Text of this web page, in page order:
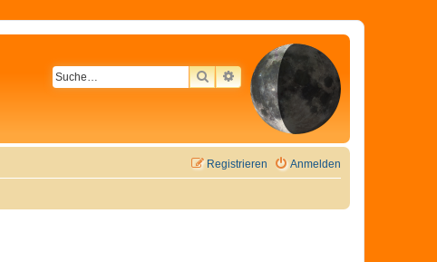
SUCHEERWEITERTE SUCHE
Anmelden
Registrieren